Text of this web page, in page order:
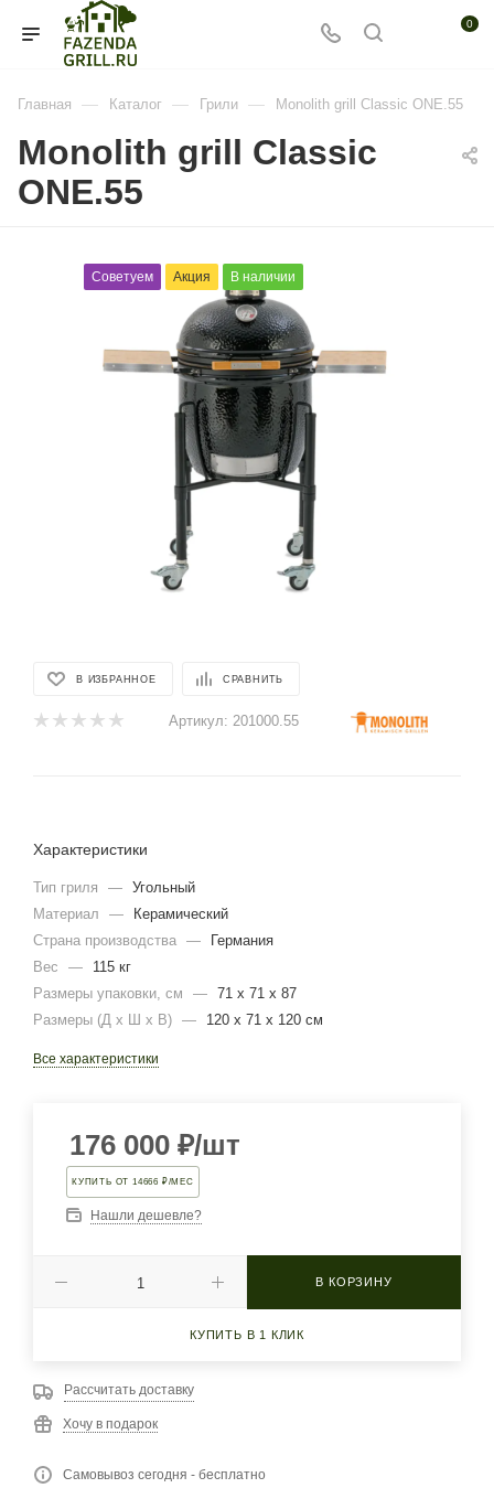
0
Главная — Каталог — Грили — Monolith grill Classic ONE.55
Monolith grill Classic
ONE.55
Советуем Акция В наличии
В ИЗБРАННОЕ СРАВНИТЬ
Артикул: 201000.55
Характеристики
Тип гриля — Угольный
Материал
—
Керамический
Страна производства —
Германия
Вес
—
115 кг
Размеры упаковки, cм
— 71 х 71 х 87
Размеры (Д х Ш х В) — 120 x 71 x 120 см
Все характеристики
176 000 ₽/шт
КУПИТЬ ОТ 14666 ₽/МЕС
Нашли дешевле?
В КОРЗИНУ
КУПИТЬ В 1 КЛИК
Рассчитать доставку
Хочу в подарок
Самовывоз сегодня - бесплатно